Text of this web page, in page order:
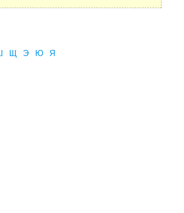
Щ Э Ю Я